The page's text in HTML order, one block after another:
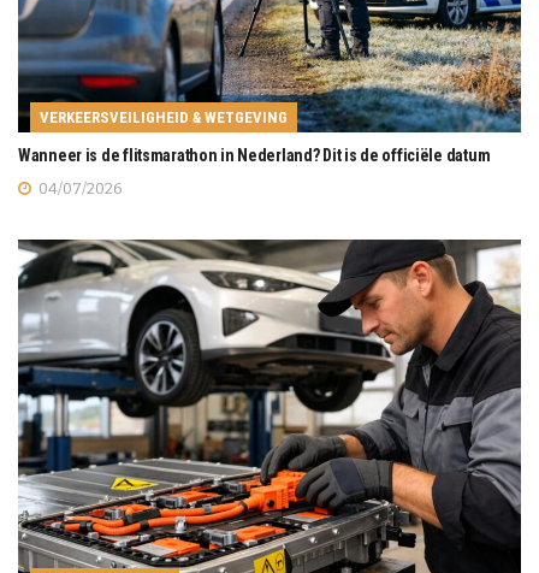
VERKEERSVEILIGHEID & WETGEVING
Wanneer is de flitsmarathon in Nederland? Dit is de officiële datum
04/07/2026